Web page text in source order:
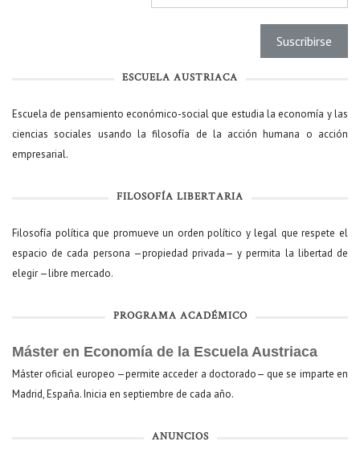
ESCUELA AUSTRIACA
Escuela de pensamiento económico-social que estudia la economía y las
ciencias sociales usando la filosofía de la acción humana o acción
empresarial.
FILOSOFÍA LIBERTARIA
Filosofía política que promueve un orden político y legal que respete el
espacio de cada persona —propiedad privada— y permita la libertad de
elegir —libre mercado.
PROGRAMA ACADÉMICO
Máster en Economía de la Escuela Austriaca
Máster oficial europeo —permite acceder a doctorado— que se imparte en
Madrid, España. Inicia en septiembre de cada año.
ANUNCIOS